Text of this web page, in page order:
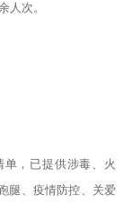
人次。
单，已提供涉毒、火
腿、疫情防控、关爱